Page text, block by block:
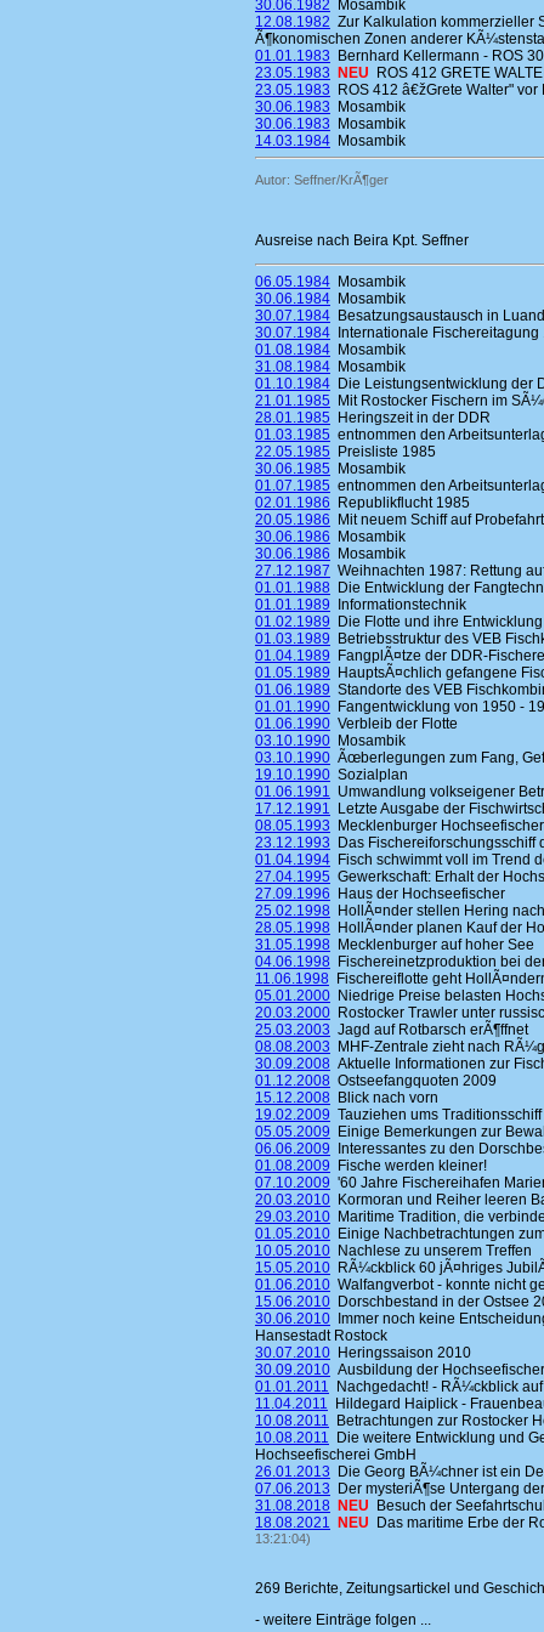
30.06.1982 Mosambik
12.08.1982 Zur Kalkulation kommerzieller
Ã¶konomischen Zonen anderer
01.01.1983 Bernhard Kellermann - ROS
23.05.1983
NEU ROS 412 GRETE
23.05.1983 ROS 412 â€žGrete Walter"
30.06.1983 Mosambik
30.06.1983 Mosambik
14.03.1984 Mosambik
Autor: Seffner/KrÃ¶ger
Ausreise nach Beira Kpt. Seffner
06.05.1984 Mosambik
30.06.1984 Mosambik
30.07.1984 Besatzungsaustausch in
30.07.1984 Internationale
01.08.1984 Mosambik
31.08.1984 Mosambik
01.10.1984 Die Leistungsentwicklung der
21.01.1985 Mit Rostocker Fischern im
28.01.1985 Heringszeit in der DDR
01.03.1985 entnommen den
22.05.1985 Preisliste 1985
30.06.1985 Mosambik
01.07.1985 entnommen den
02.01.1986 Republikflucht 1985
20.05.1986 Mit neuem Schiff auf Probefahrt
30.06.1986 Mosambik
30.06.1986 Mosambik
27.12.1987 Weihnachten 1987: Rettung
01.01.1988 Die Entwicklung der
01.01.1989 Informationstechnik
01.02.1989 Die Flotte und ihre Entwicklung
01.03.1989 Betriebsstruktur des VEB
01.04.1989 FangplÃ¤tze der DDR-
01.05.1989 HauptsÃ¤chlich gefangene
01.06.1989 Standorte des VEB
01.01.1990 Fangentwicklung von 1950 -
01.06.1990 Verbleib der Flotte
03.10.1990 Mosambik
03.10.1990 Ãœberlegungen zum Fang,
19.10.1990 Sozialplan
01.06.1991 Umwandlung volkseigener
17.12.1991 Letzte Ausgabe der
08.05.1993 Mecklenburger
23.12.1993 Das Fischereiforschungsschiff
01.04.1994 Fisch schwimmt voll im Trend
27.04.1995 Gewerkschaft: Erhalt der
27.09.1996 Haus der Hochseefischer
25.02.1998 HollÃ¤nder stellen Hering nach
28.05.1998 HollÃ¤nder planen Kauf der
31.05.1998 Mecklenburger auf hoher See
04.06.1998 Fischereinetzproduktion bei
11.06.1998 Fischereiflotte geht
05.01.2000 Niedrige Preise belasten
20.03.2000 Rostocker Trawler unter
25.03.2003 Jagd auf Rotbarsch erÃ¶ffnet
08.08.2003 MHF-Zentrale zieht nach
30.09.2008 Aktuelle Informationen zur
01.12.2008 Ostseefangquoten 2009
15.12.2008 Blick nach vorn
19.02.2009 Tauziehen ums Traditionsschiff
05.05.2009 Einige Bemerkungen zur
06.06.2009 Interessantes zu den
01.08.2009 Fische werden kleiner!
07.10.2009 '60 Jahre Fischereihafen
20.03.2010 Kormoran und Reiher leeren
29.03.2010 Maritime Tradition, die
01.05.2010 Einige Nachbetrachtungen
10.05.2010 Nachlese zu unserem Treffen
15.05.2010 RÃ¼ckblick 60 jÃ¤hriges
01.06.2010 Walfangverbot - konnte nicht
15.06.2010 Dorschbestand in der Ostsee
30.06.2010 Immer noch keine
Hansestadt Rostock
30.07.2010 Heringssaison 2010
30.09.2010 Ausbildung der
01.01.2011 Nachgedacht! - RÃ¼ckblick
11.04.2011 Hildegard Haiplick -
10.08.2011 Betrachtungen zur Rostocker
10.08.2011 Die weitere Entwicklung und
Hochseefischerei GmbH
26.01.2013 Die Georg BÃ¼chner ist ein
07.06.2013 Der mysteriÃ¶se Untergang
31.08.2018 NEU Besuch der
18.08.2021
NEU Das maritime Erbe der
13:21:04)
269 Berichte, Zeitungsartickel und
- weitere Einträge folgen ...